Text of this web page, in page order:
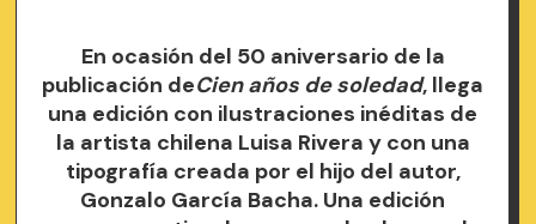
En ocasión del 50 aniversario de la
publicación deCien años de soledad, llega
una edición con ilustraciones inéditas de
la artista chilena Luisa Rivera y con una
tipografía creada por el hijo del autor,
Gonzalo García Bacha. Una edición